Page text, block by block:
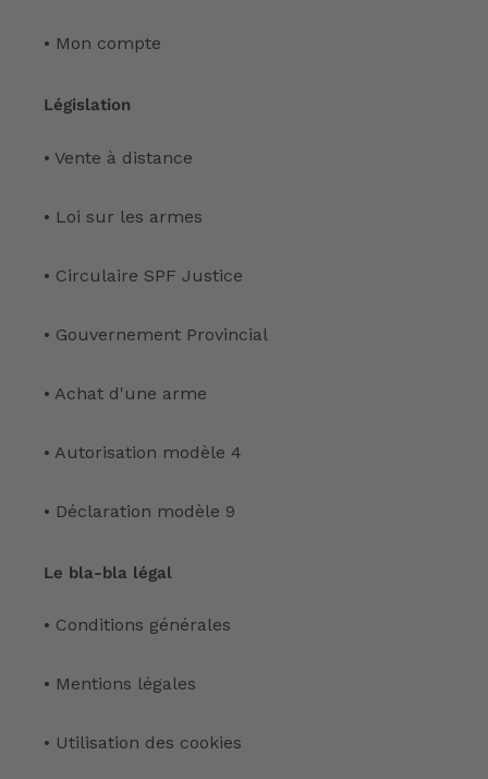
• Mon compte
Législation
• Vente à distance
• Loi sur les armes
• Circulaire SPF Justice
• Gouvernement Provincial
• Achat d'une arme
• Autorisation modèle 4
• Déclaration modèle 9
Le bla-bla légal
• Conditions générales
• Mentions légales
• Utilisation des cookies